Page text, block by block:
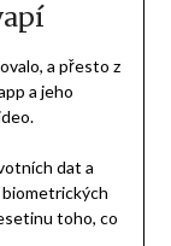
a přesto z
a jeho
dat a
toho, co